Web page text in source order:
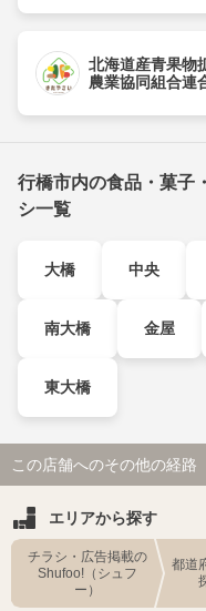
北海道産青果物
農業協同組合連
行橋市内の食品・菓子
シ一覧
大橋 中央
南大橋 金屋
東大橋
この店舗へのその他の経路
エリアから探す
チラシ・広告掲載の
Shufoo!（シュフ
ー）
都道